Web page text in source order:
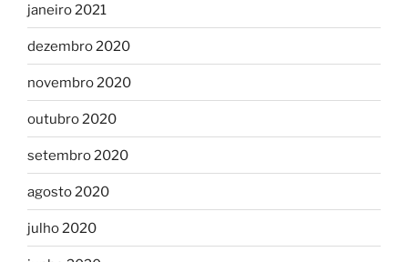
janeiro 2021
dezembro 2020
novembro 2020
outubro 2020
setembro 2020
agosto 2020
julho 2020